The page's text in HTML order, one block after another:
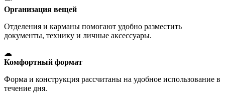
Организация вещей
Отделения и карманы помогают удобно разместить
документы, технику и личные аксессуары.
☁
Комфортный формат
Форма и конструкция рассчитаны на удобное использование в
течение дня.